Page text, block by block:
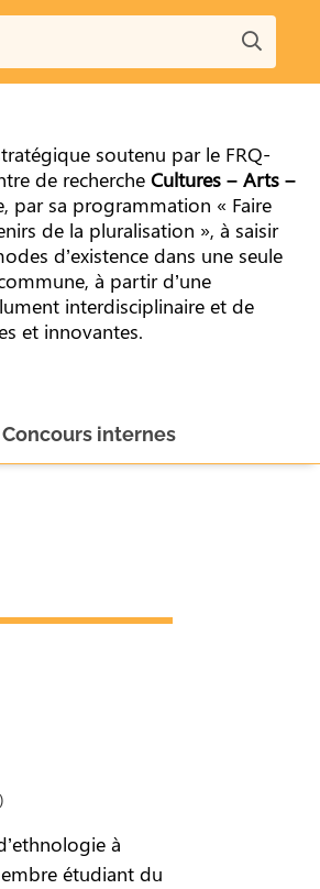
soutenu par le FRQ-
de recherche Cultures – Arts –
par sa programmation « Faire
de la pluralisation », à saisir
d’existence dans une seule
à partir d’une
interdisciplinaire et de
et innovantes.
Concours internes
à
étudiant du